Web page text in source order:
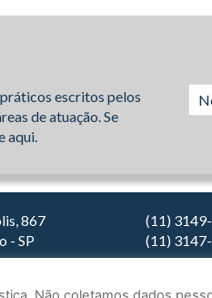
escritos pelos
de atuação. Se
aqui.
867
- SP
(11)
(11)